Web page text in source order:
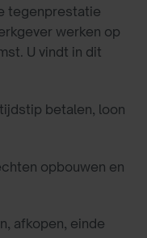
tegenprestatie
werken op
U vindt in dit
betalen, loon
opbouwen en
afkopen, einde